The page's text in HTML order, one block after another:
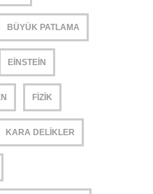
BÜYÜK PATLAMA
EINSTEIN
FIZIK
KARA DELIKLER